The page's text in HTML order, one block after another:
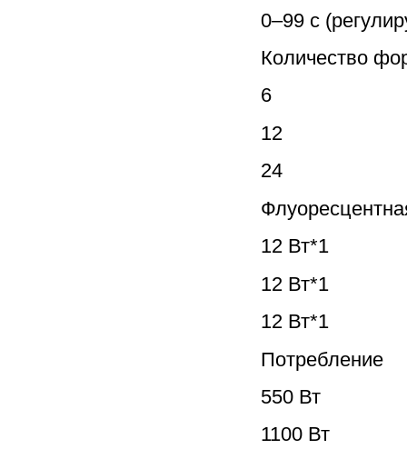
0–99 с
Количество
6
12
24
12 Вт*1
12 Вт*1
12 Вт*1
Потребление
550 Вт
1100 Вт